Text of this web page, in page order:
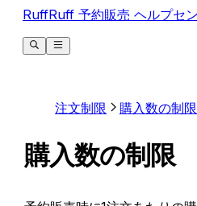
RuffRuff 予約販売 ヘルプセ
注文制限 購入数の制限
購入数の制限